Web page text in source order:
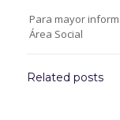
Para mayor
Área Social
Related posts